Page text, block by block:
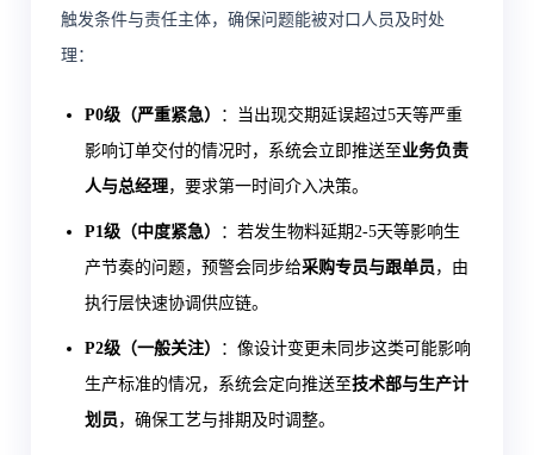
触发条件与责任主体，确保问题能被对口人员及时处
理：
P0级（严重紧急）
：当出现交期延误超过5天等严重
影响订单交付的情况时，系统会立即推送至业务负责
人与总经理，要求第一时间介入决策。
P1级（中度紧急）
：若发生物料延期2-5天等影响生
产节奏的问题，预警会同步给采购专员与跟单员 ，由
执行层快速协调供应链。
P2级（一般关注）
：像设计变更未同步这类可能影响
生产标准的情况，系统会定向推送至技术部与生产计
划员 ，确保工艺与排期及时调整。